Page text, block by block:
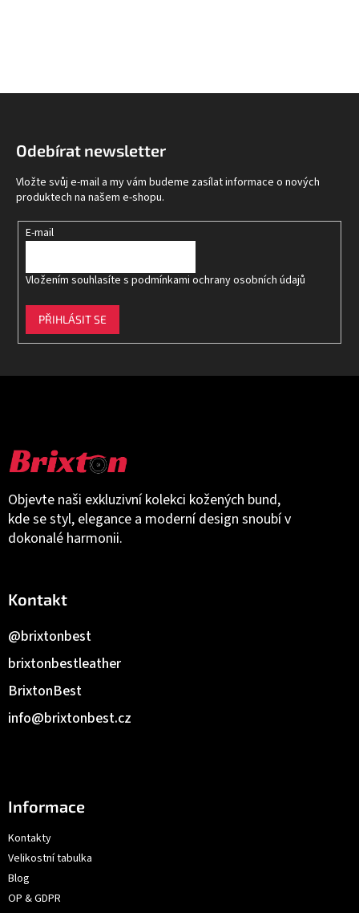
Objevte naši exkluzivní kolekci kožených bund,
kde se styl, elegance a moderní design snoubí v
dokonalé harmonii.
Kontakt
info@brixtonbest.cz
BrixtonBest
brixtonbestleather
@brixtonbest
Informace
Kontakty
Velikostní tabulka
Blog
OP & GDPR
Odebírat newsletter
Vložte svůj e-mail a my vám budeme zasílat informace o nových
produktech na našem e-shopu.
E-mail
Vložením souhlasíte s podmínkami ochrany osobních údajů
PŘIHLÁSIT SE